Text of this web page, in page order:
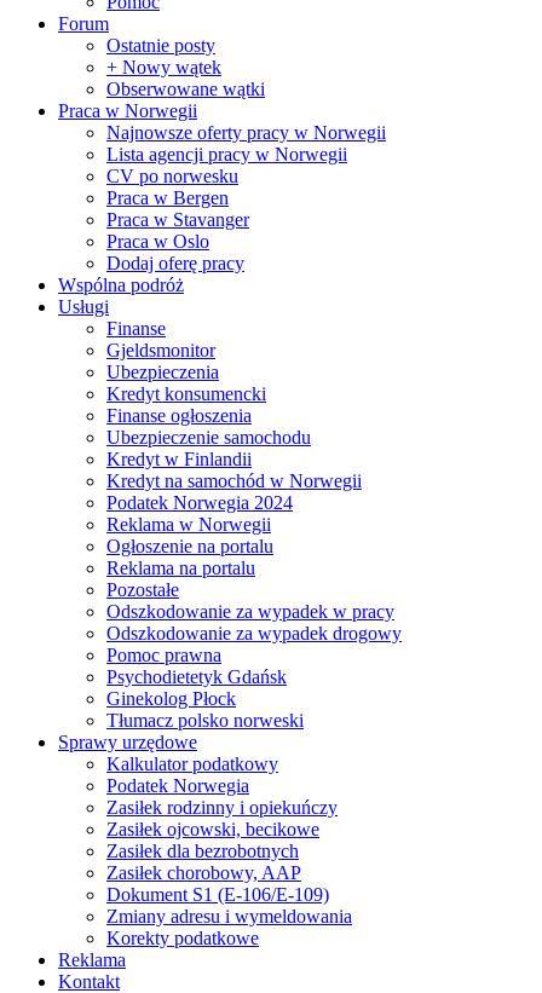
Forum
Ostatnie posty
+ Nowy wątek
Obserwowane wątki
Praca w Norwegii
Najnowsze oferty pracy w Norwegii
Lista agencji pracy w Norwegii
CV po norwesku
Praca w Bergen
Praca w Stavanger
Praca w Oslo
Dodaj oferę pracy
Wspólna podróż
Usługi
Finanse
Gjeldsmonitor
Ubezpieczenia
Kredyt konsumencki
Finanse ogłoszenia
Ubezpieczenie samochodu
Kredyt w Finlandii
Kredyt na samochód w Norwegii
Podatek Norwegia 2024
Reklama w Norwegii
Ogłoszenie na portalu
Reklama na portalu
Pozostałe
Odszkodowanie za wypadek w pracy
Odszkodowanie za wypadek drogowy
Pomoc prawna
Psychodietetyk Gdańsk
Ginekolog Płock
Tłumacz polsko norweski
Sprawy urzędowe
Kalkulator podatkowy
Podatek Norwegia
Zasiłek rodzinny i opiekuńczy
Zasiłek ojcowski, becikowe
Zasiłek dla bezrobotnych
Zasiłek chorobowy, AAP
Dokument S1 (E-106/E-109)
Zmiany adresu i wymeldowania
Korekty podatkowe
Reklama
Kontakt